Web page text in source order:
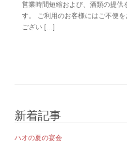
営業時間短縮および、酒類の提供
す。 ご利用のお客様にはご不便
ござい […]
新着記事
ハオの夏の宴会